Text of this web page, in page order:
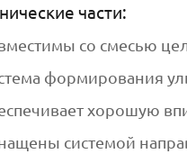
части:
со смесью
формирования
хорошую
системой